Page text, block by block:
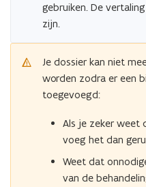
gebruiken. De
zijn.
Je dossier kan niet
worden zodra er een
toegevoegd:
Als je zeker weet
voeg het dan
Weet dat
van de